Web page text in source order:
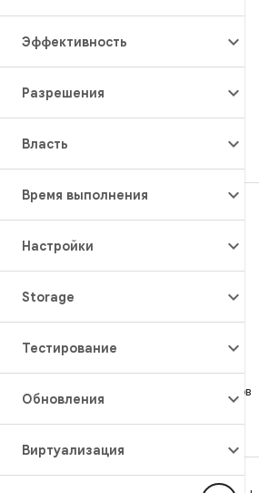
Эффективность
Разрешения
Власть
Время выполнения
Настройки
Storage
Тестирование
Обновления
Виртуализация
Хранилище Android Repository
Требования
Как скачать код
Драйверы в виде исполняемых файлов